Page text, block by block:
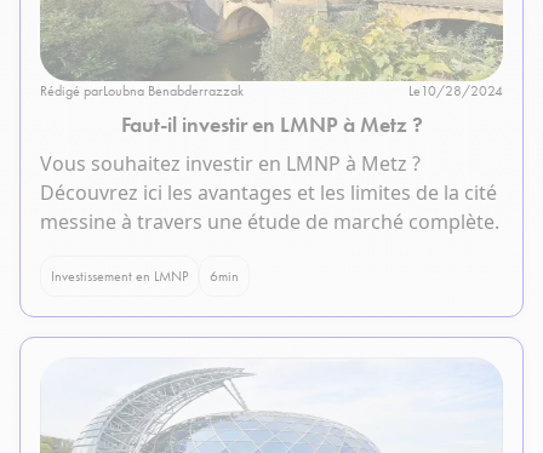
Rédigé parLoubna Benabderrazzak Le10/28/2024
Faut-il investir en LMNP à Metz ?
Vous souhaitez investir en LMNP à Metz ?
Découvrez ici les avantages et les limites de la cité
messine à travers une étude de marché complète.
Investissement en LMNP 6min